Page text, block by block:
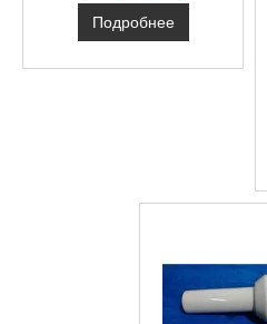
Подробнее